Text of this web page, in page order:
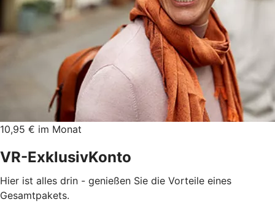
10,95 € im Monat
VR-ExklusivKonto
Hier ist alles drin - genießen Sie die Vorteile eines
Gesamtpakets.